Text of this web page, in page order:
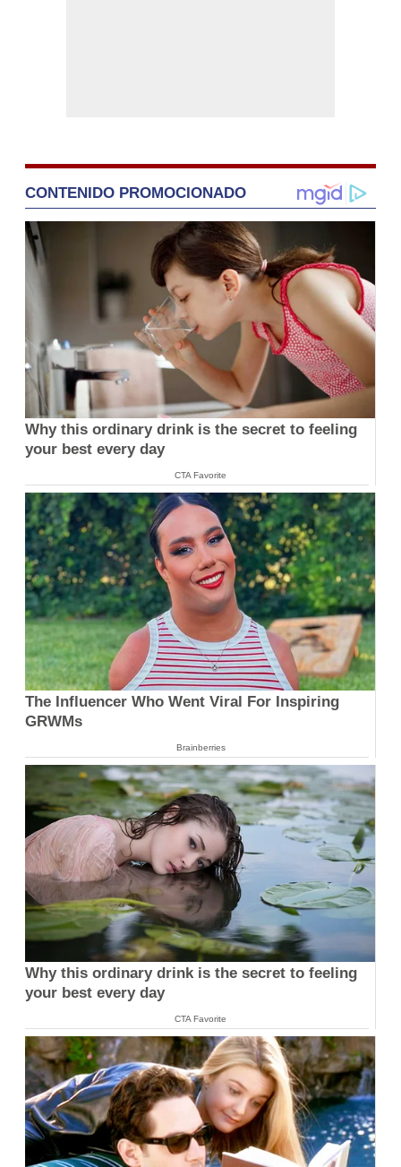
CONTENIDO PROMOCIONADO
Why this ordinary drink is the secret to feeling
your best every day
CTA Favorite
The Influencer Who Went Viral For Inspiring
GRWMs
Brainberries
Why this ordinary drink is the secret to feeling
your best every day
CTA Favorite